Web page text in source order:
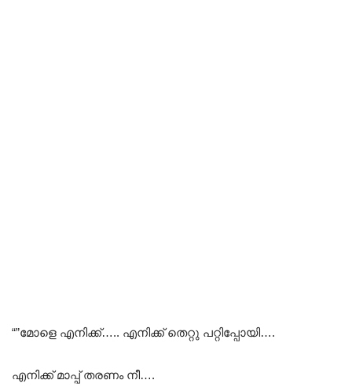
“”മോളെ എനിക്ക്….. എനിക്ക് തെറ്റു പറ്റിപ്പോയി….
എനിക്ക് മാപ്പ് തരണം നീ….